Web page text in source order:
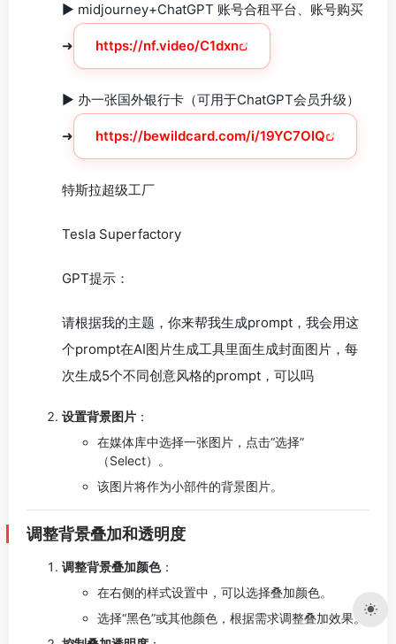
► midjourney+ChatGPT 账号合租平台、账号购买
➜ https://nf.video/C1dxn
► 办一张国外银行卡（可用于ChatGPT会员升级）
➜ https://bewildcard.com/i/19YC7OIQ
特斯拉超级工厂
Tesla Superfactory
GPT提示：
请根据我的主题，你来帮我生成prompt，我会用这
个prompt在AI图片生成工具里面生成封面图片，每
次生成5个不同创意风格的prompt，可以吗
设置背景图片 ：
在媒体库中选择一张图片，点击“选择”
（Select）。
该图片将作为小部件的背景图片。
调整背景叠加和透明度
调整背景叠加颜色：
在右侧的样式设置中，可以选择叠加颜色。
选择“黑色”或其他颜色，根据需求调整叠加效果。